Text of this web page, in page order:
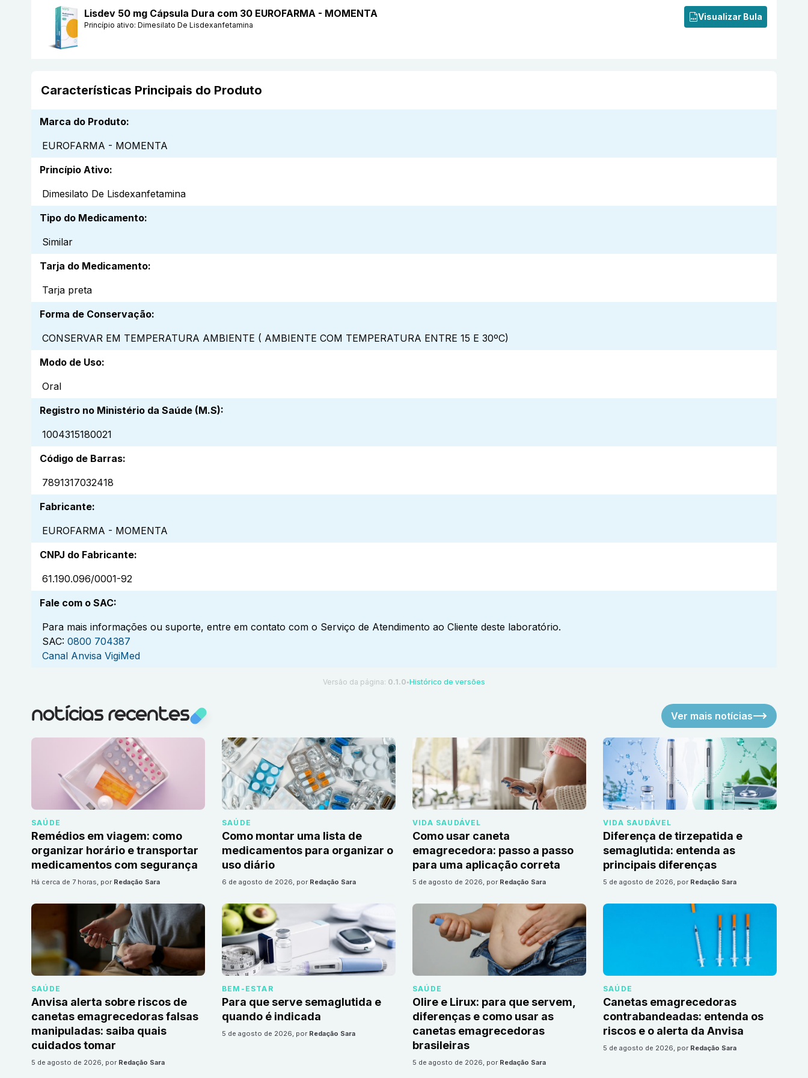
Lisdev 50 mg Cápsula Dura com 30 EUROFARMA - MOMENTA
Princípio ativo: Dimesilato De Lisdexanfetamina
Visualizar Bula
Características Principais do Produto
Marca do Produto:
EUROFARMA - MOMENTA
Princípio Ativo:
Dimesilato De Lisdexanfetamina
Tipo do Medicamento:
Similar
Tarja do Medicamento:
Tarja preta
Forma de Conservação:
CONSERVAR EM TEMPERATURA AMBIENTE ( AMBIENTE COM TEMPERATURA ENTRE 15 E 30ºC)
Modo de Uso:
Oral
Registro no Ministério da Saúde (M.S):
1004315180021
Código de Barras:
7891317032418
Fabricante:
EUROFARMA - MOMENTA
CNPJ do Fabricante:
61.190.096/0001-92
Fale com o SAC:
Para mais informações ou suporte, entre em contato com o Serviço de Atendimento ao Cliente deste laboratório.
SAC: 0800 704387
Canal Anvisa VigiMed
Versão da página: 0.1.0 ●Histórico de versões
notícias recentes Ver mais notícias
SAÚDE
Remédios em viagem: como
organizar horário e transportar
medicamentos com segurança
há cerca de 7 horas, por Redação Sara
SAÚDE
Como montar uma lista de
medicamentos para organizar o
uso diário
6 de agosto de 2026, por Redação Sara
VIDA SAUDÁVEL
Como usar caneta
emagrecedora: passo a passo
para uma aplicação correta
5 de agosto de 2026, por Redação Sara
VIDA SAUDÁVEL
Diferença de tirzepatida e
semaglutida: entenda as
principais diferenças
5 de agosto de 2026, por Redação Sara
SAÚDE
Anvisa alerta sobre riscos de
canetas emagrecedoras falsas
manipuladas: saiba quais
cuidados tomar
5 de agosto de 2026, por Redação Sara
BEM-ESTAR
Para que serve semaglutida e
quando é indicada
5 de agosto de 2026, por Redação Sara
SAÚDE
Olire e Lirux: para que servem,
diferenças e como usar as
canetas emagrecedoras
brasileiras
5 de agosto de 2026, por Redação Sara
SAÚDE
Canetas emagrecedoras
contrabandeadas: entenda os
riscos e o alerta da Anvisa
5 de agosto de 2026, por Redação Sara